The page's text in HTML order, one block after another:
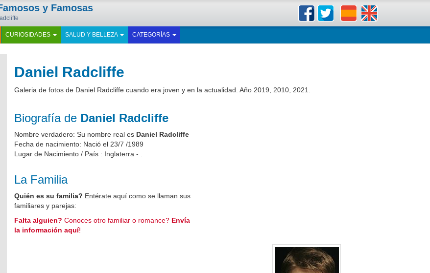
y Famosas
CURIOSIDADES SALUD Y BELLEZA CATEGORÍAS
Daniel Radcliffe
Galeria de fotos de Daniel Radcliffe cuando era joven y en la actualidad. Año 2019, 2010, 2021.
Biografía de Daniel Radcliffe
Nombre verdadero: Su nombre real es Daniel Radcliffe
Fecha de nacimiento: Nació el 23/7 /1989
Lugar de Nacimiento / País : Inglaterra - .
La Familia
Quién es su familia? Entérate aquí como se llaman sus
familiares y parejas:
Falta alguien? Conoces otro familiar o romance? Envía
la información aquí!